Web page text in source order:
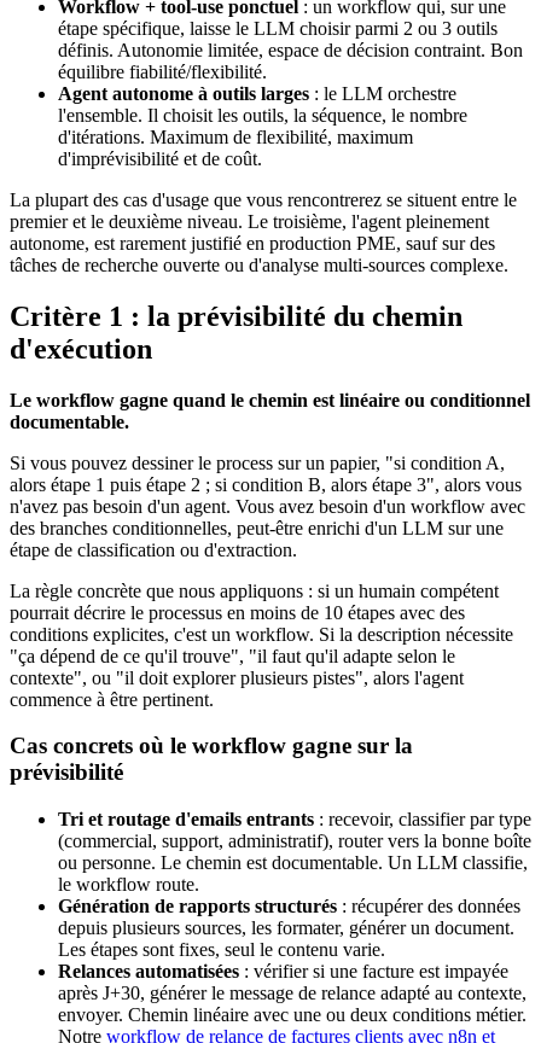
Workflow + tool-use ponctuel : un workflow qui, sur une
étape spécifique, laisse le LLM choisir parmi 2 ou 3 outils
définis. Autonomie limitée, espace de décision contraint. Bon
équilibre fiabilité/flexibilité.
Agent autonome à outils larges : le LLM orchestre
l'ensemble. Il choisit les outils, la séquence, le nombre
d'itérations. Maximum de flexibilité, maximum
d'imprévisibilité et de coût.
La plupart des cas d'usage que vous rencontrerez se situent entre le
premier et le deuxième niveau. Le troisième, l'agent pleinement
autonome, est rarement justifié en production PME, sauf sur des
tâches de recherche ouverte ou d'analyse multi-sources complexe.
Critère 1 : la prévisibilité du chemin
d'exécution
Le workflow gagne quand le chemin est linéaire ou conditionnel
documentable.
Si vous pouvez dessiner le process sur un papier, "si condition A,
alors étape 1 puis étape 2 ; si condition B, alors étape 3", alors vous
n'avez pas besoin d'un agent. Vous avez besoin d'un workflow avec
des branches conditionnelles, peut-être enrichi d'un LLM sur une
étape de classification ou d'extraction.
La règle concrète que nous appliquons : si un humain compétent
pourrait décrire le processus en moins de 10 étapes avec des
conditions explicites, c'est un workflow. Si la description nécessite
"ça dépend de ce qu'il trouve", "il faut qu'il adapte selon le
contexte", ou "il doit explorer plusieurs pistes", alors l'agent
commence à être pertinent.
Cas concrets où le workflow gagne sur la
prévisibilité
Tri et routage d'emails entrants : recevoir, classifier par type
(commercial, support, administratif), router vers la bonne boîte
ou personne. Le chemin est documentable. Un LLM classifie,
le workflow route.
Génération de rapports structurés : récupérer des données
depuis plusieurs sources, les formater, générer un document.
Les étapes sont fixes, seul le contenu varie.
Relances automatisées : vérifier si une facture est impayée
après J+30, générer le message de relance adapté au contexte,
envoyer. Chemin linéaire avec une ou deux conditions métier.
Notre workflow de relance de factures clients avec n8n et